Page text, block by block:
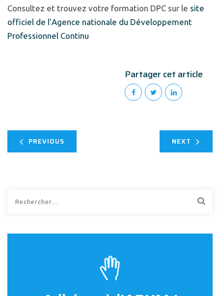
Consultez et trouvez votre formation DPC sur le site
officiel de l’Agence nationale du Développement
Professionnel Continu
Partager cet article
PREVIOUS NEXT